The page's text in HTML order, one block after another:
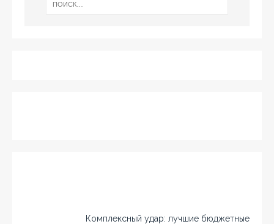
Комплексный удар: лучшие бюджетные